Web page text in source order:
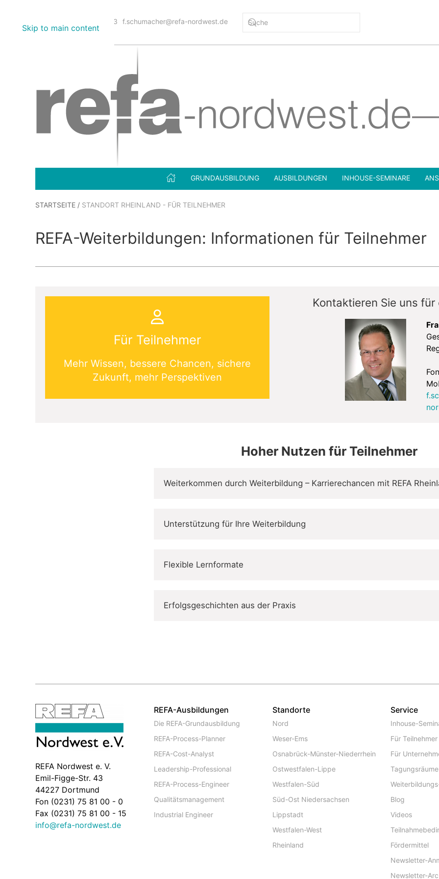
Skip to main content
+49 (0) 2421-206499-23 f.schumacher@refa-nordwest.de
GRUNDAUSBILDUNG AUSBILDUNGEN INHOUSE-SEMINARE
STARTSEITE / STANDORT RHEINLAND - FÜR TEILNEHMER
REFA-Weiterbildungen: Informationen für Teilnehmer
Für Teilnehmer
Mehr Wissen, bessere Chancen, sichere
Zukunft, mehr Perspektiven
Kontaktieren Sie uns
Hoher Nutzen für Teilnehmer
Weiterkommen durch Weiterbildung – Karrierechancen mit REFA
Unterstützung für Ihre Weiterbildung
Flexible Lernformate
Erfolgsgeschichten aus der Praxis
REFA Nordwest e. V.
Emil-Figge-Str. 43
44227 Dortmund
Fon (0231) 75 81 00 - 0
Fax (0231) 75 81 00 - 15
info@refa-nordwest.de
REFA-Ausbildungen
Die REFA-Grundausbildung
REFA-Process-Planner
REFA-Cost-Analyst
Leadership-Professional
REFA-Process-Engineer
Qualitätsmanagement
Industrial Engineer
Standorte
Nord
Weser-Ems
Osnabrück-Münster-Niederrhein
Ostwestfalen-Lippe
Westfalen-Süd
Süd-Ost Niedersachsen
Lippstadt
Westfalen-West
Rheinland
Service
Inhouse-
Für Teilnehmer
Für
Blog
Videos
Fördermittel
Newsletter-
Newsletter-